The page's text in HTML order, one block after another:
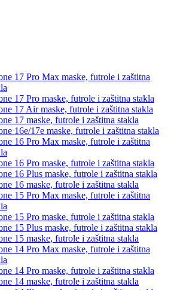
17 Pro Max maske, futrole i zaštitna
17 Pro maske, futrole i zaštitna stakla
17 Airmaske, futrole i zaštitna stakla
17 maske, futrole i zaštitna stakla
16e/17e maske, futrole i zaštitna stakla
16 Pro Max maske, futrole i zaštitna
16 Pro maske, futrole i zaštitna stakla
16 Plus maske, futrole i zaštitna stakla
16 maske, futrole i zaštitna stakla
15 Pro Max maske, futrole i zaštitna
15 Pro maske, futrole i zaštitna stakla
15 Plus maske, futrole i zaštitna stakla
15 maske, futrole i zaštitna stakla
14 Pro Max maske, futrole i zaštitna
14 Pro maske, futrole i zaštitna stakla
14 maske, futrole i zaštitna stakla